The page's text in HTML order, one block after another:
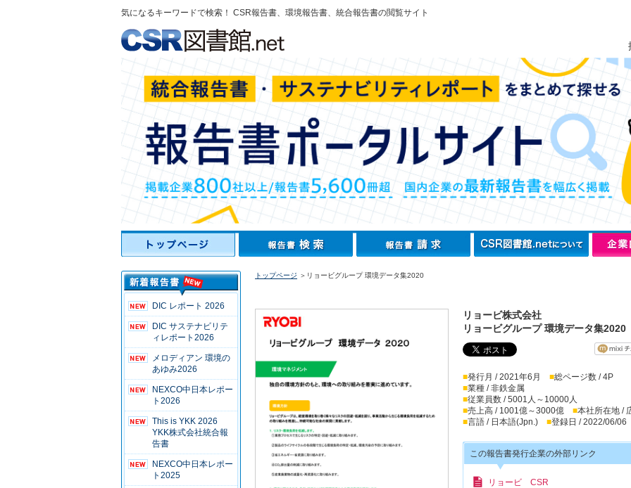
気になるキーワードで検索！ CSR報告書、環境報告書、統合報告書の閲覧サイト
DIC レポート 2026
DIC サステナビリテ
ィレポート2026
メロディアン 環境の
あゆみ2026
NEXCO中日本レポー
ト2026
This is YKK 2026
YKK株式会社統合報
告書
NEXCO中日本レポー
ト2025
トップページ ＞リョービグループ 環境データ集2020
リョービ株式会社
リョービグループ 環境データ集2020
■発行月 / 2021年6月 ■総ページ数 / 4P
■業種 / 非鉄金属
■従業員数 / 5001人～10000人
■売上高 / 1001億～3000億 ■本社所在地 /
■言語 / 日本語(Jpn.) ■登録日 / 2022/06/06
この報告書発行企業の外部リンク
リョービ CSR